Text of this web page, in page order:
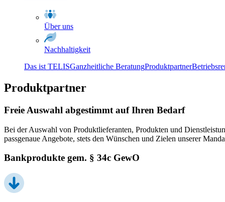
Über uns
Nachhaltigkeit
Das ist TELISGanzheitliche BeratungProduktpartner
Produktpartner
Freie Auswahl abgestimmt auf Ihren Bedarf
Bei der Auswahl von Produktlieferanten, Produkten und
passgenaue Angebote, stets den Wünschen und Zielen unserer
Bankprodukte gem. § 34c GewO